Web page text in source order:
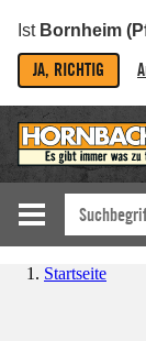
Ist Bornheim
JA, RICHTIG
Startseite